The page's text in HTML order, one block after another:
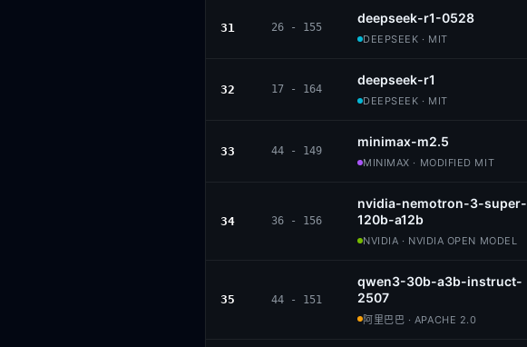
31 26 - 155
deepseek-r1-0528
DEEPSEEK · MIT
32 17 - 164
deepseek-r1
DEEPSEEK · MIT
33 44 - 149
minimax-m2.5
MINIMAX · MODIFIED MIT
34 36 - 156
nvidia-nemotron-3-super-
120b-a12b
NVIDIA · NVIDIA OPEN MODEL
35 44 - 151
qwen3-30b-a3b-instruct-
2507
阿里巴巴 · APACHE 2.0